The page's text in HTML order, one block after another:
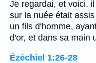
Je regardai, et voici,
sur la nuée était
un fils d'homme,
d'or, et dans sa main
Ézéchiel 1:26-28